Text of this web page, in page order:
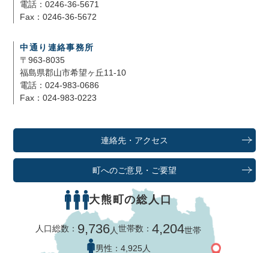
電話：0246-36-5671
Fax：0246-36-5672
中通り連絡事務所
〒963-8035
福島県郡山市希望ヶ丘11-10
電話：024-983-0686
Fax：024-983-0223
連絡先・アクセス
町へのご意見・ご要望
大熊町の総人口
人口総数： 9,736人世帯数：4,204世帯
男性： 4,925人